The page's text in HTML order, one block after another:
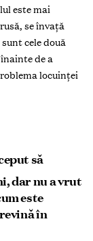
este mai
se învață
cele două
de a
locuinței
să
dar nu a vrut
este
în